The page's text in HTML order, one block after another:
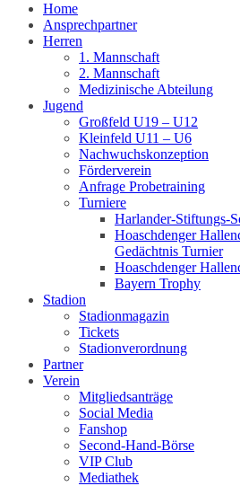
Home
Ansprechpartner
Herren
1. Mannschaft
2. Mannschaft
Medizinische Abteilung
Jugend
Großfeld U19 – U12
Kleinfeld U11 – U6
Nachwuchskonzeption
Förderverein
Anfrage Probetraining
Turniere
Harlander-Stiftungs-
Hoaschdenger
Gedächtnis Turnier
Hoaschdenger
Bayern Trophy
Stadion
Stadionmagazin
Tickets
Stadionverordnung
Partner
Verein
Mitgliedsanträge
Social Media
Fanshop
Second-Hand-Börse
VIP Club
Mediathek